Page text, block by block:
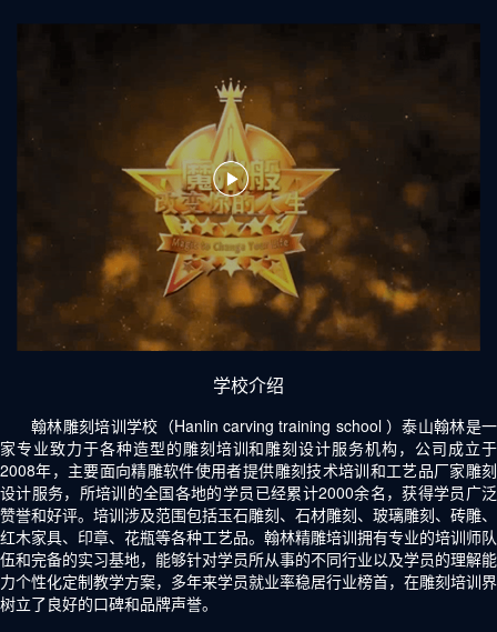
学校介绍
翰林雕刻培训学校（Hanlin carving training school ）泰山翰林是一
家专业致力于各种造型的雕刻培训和雕刻设计服务机构，公司成立于
2008年，主要面向精雕软件使用者提供雕刻技术培训和工艺品厂家雕刻
设计服务，所培训的全国各地的学员已经累计2000余名，获得学员广泛
赞誉和好评。培训涉及范围包括玉石雕刻、石材雕刻、玻璃雕刻、砖雕、
红木家具、印章、花瓶等各种工艺品。翰林精雕培训拥有专业的培训师队
伍和完备的实习基地，能够针对学员所从事的不同行业以及学员的理解能
力个性化定制教学方案，多年来学员就业率稳居行业榜首，在雕刻培训界
树立了良好的口碑和品牌声誉。